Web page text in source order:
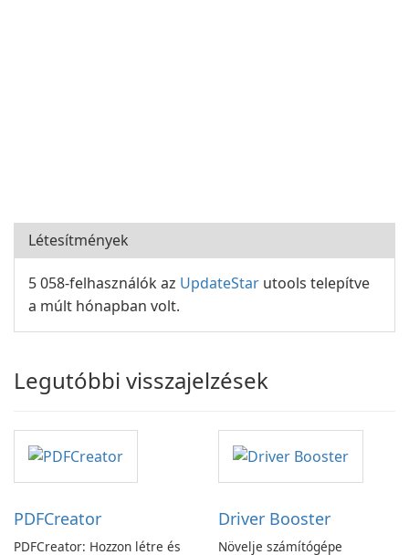
Létesítmények
5 058-felhasználók az UpdateStar utools telepítve
a múlt hónapban volt.
Legutóbbi visszajelzések
PDFCreator
PDFCreator: Hozzon létre és
Driver Booster
Növelje számítógépe